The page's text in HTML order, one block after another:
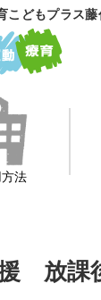
こどもプラス藤
法
放課